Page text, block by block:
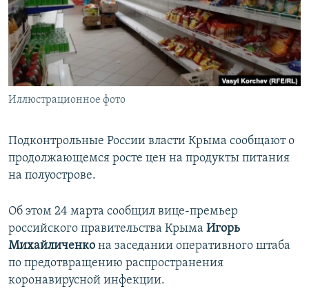
ПРОПАВШИЕ БЕЗ ВЕСТИ
ПОБЕДИТЕЛЕЙ НЕ СУДЯТ?
КРЫМ.НЕПОКОРЕННЫЙ
ELIFBE
УКРАИНСКАЯ ПРОБЛЕМА КРЫМА
ПРИСОЕДИНЯЙТЕСЬ!
Иллюстрационное фото
Подконтрольные России власти Крыма сообщают о
продолжающемся росте цен на продукты питания
на полуострове.
Об этом 24 марта сообщил вице-премьер
российского правительства Крыма Игорь
Михайличенко на заседании оперативного штаба
по предотвращению распространения
коронавирусной инфекции.